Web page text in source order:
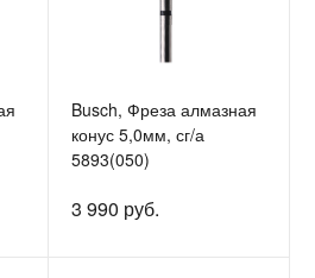
Busch, Фреза алмазная
конус 5,0мм, сг/а
5893(050)
3 990 руб.